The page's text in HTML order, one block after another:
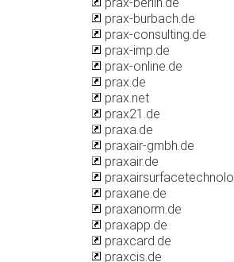
prax-burbach.de
prax-consulting.de
prax-imp.de
prax-online.de
prax.de
prax.net
prax21.de
praxa.de
praxair-gmbh.de
praxair.de
praxane.de
praxanorm.de
praxapp.de
praxcard.de
praxcis.de